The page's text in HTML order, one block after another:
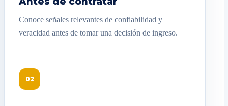
Conoce señales relevantes de confiabilidad y
veracidad antes de tomar una decisión de ingreso.
02